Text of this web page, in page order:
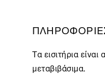
Τα εισιτήρια
μεταβιβάσιμα.